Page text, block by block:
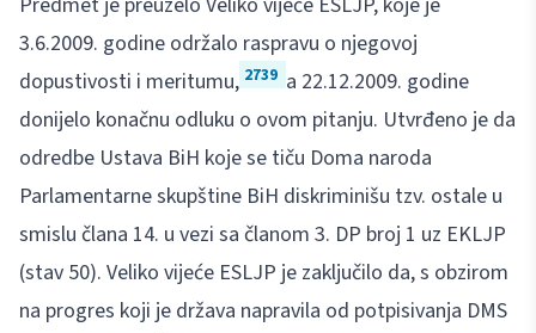
3.6.2009. godine održalo raspravu o njegovoj
dopustivosti i meritumu, 2739 a 22.12.2009. godine
donijelo konačnu odluku o ovom pitanju. Utvrđeno je da
odredbe Ustava BiH koje se tiču Doma naroda
Parlamentarne skupštine BiH diskriminišu tzv. ostale u
smislu člana 14. u vezi sa članom 3. DP broj 1 uz EKLJP
(stav 50). Veliko vijeće ESLJP je zaključilo da, s obzirom
na progres koji je država napravila od potpisivanja DMS